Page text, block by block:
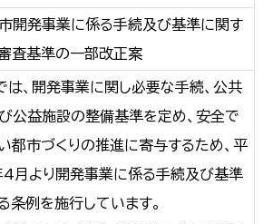
開発事業に係る手続及び基準に関す
査基準の一部改正案
は、開発事業に関し必要な手続、公共
公益施設の整備基準を定め、安全で
都市づくりの推進に寄与するため、平
月より開発事業に係る手続及び基準
条例を施行しています。